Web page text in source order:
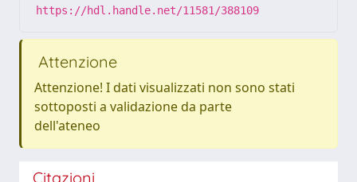
https://hdl.handle.net/11581/388109
Attenzione
Attenzione! I dati visualizzati non sono stati
sottoposti a validazione da parte
dell'ateneo
Citazioni